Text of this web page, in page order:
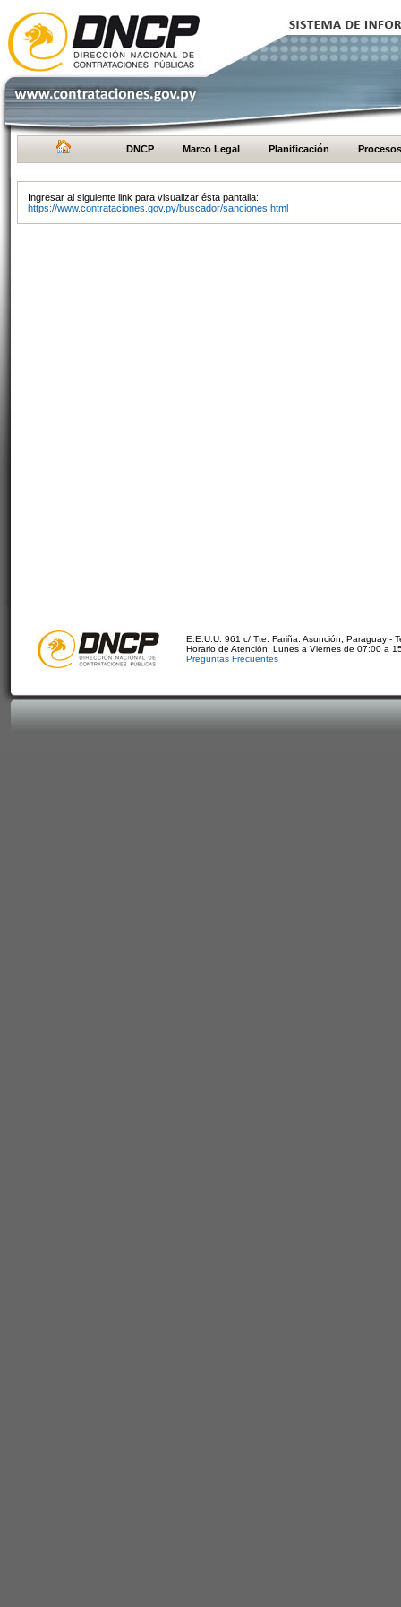
DNCP Marco Legal Planificación Procesos
Ingresar al siguiente link para visualizar ésta pantalla:
https://www.contrataciones.gov.py/buscador/sanciones.html
E.E.U.U. 961 c/ Tte. Fariña. Asunción, Paraguay -
Horario de Atención: Lunes a Viernes de 07:00 a
Preguntas Frecuentes